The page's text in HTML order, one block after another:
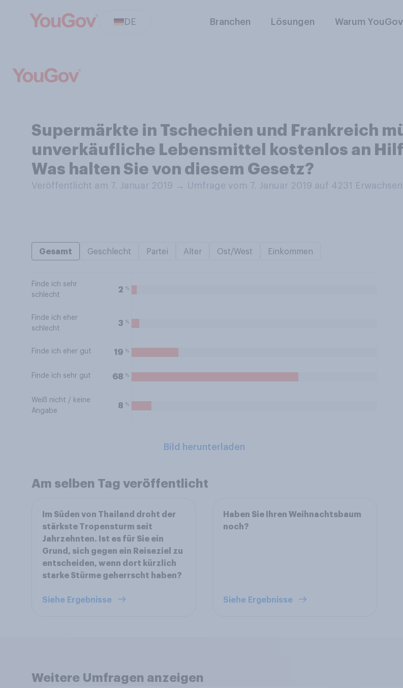
DE Branchen Lösungen Warum YouGov
Supermärkte in Tschechien und Frankreich
unverkäufliche Lebensmittel kostenlos an
Was halten Sie von diesem Gesetz?
Veröffentlicht am 7. Januar 2019 → Umfrage vom 7. Januar 2019 auf 4231
Gesamt Geschlecht Partei Alter Ost/West Einkommen
Finde ich sehr
schlecht
2 %
Finde ich eher
schlecht
3 %
Finde ich eher gut 19 %
Finde ich sehr gut 68 %
Weiß nicht / keine
Angabe
8 %
Bild herunterladen
Am selben Tag veröffentlicht
Im Süden von Thailand droht der
stärkste Tropensturm seit
Jahrzehnten. Ist es für Sie ein
Grund, sich gegen ein Reiseziel zu
entscheiden, wenn dort kürzlich
starke Stürme geherrscht haben?
Siehe Ergebnisse
Haben Sie Ihren Weihnachtsbaum
noch?
Siehe Ergebnisse
Weitere Umfragen anzeigen